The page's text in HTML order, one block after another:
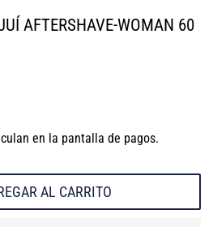
AFTERSHAVE-WOMAN 60
en la pantalla de pagos.
AL CARRITO